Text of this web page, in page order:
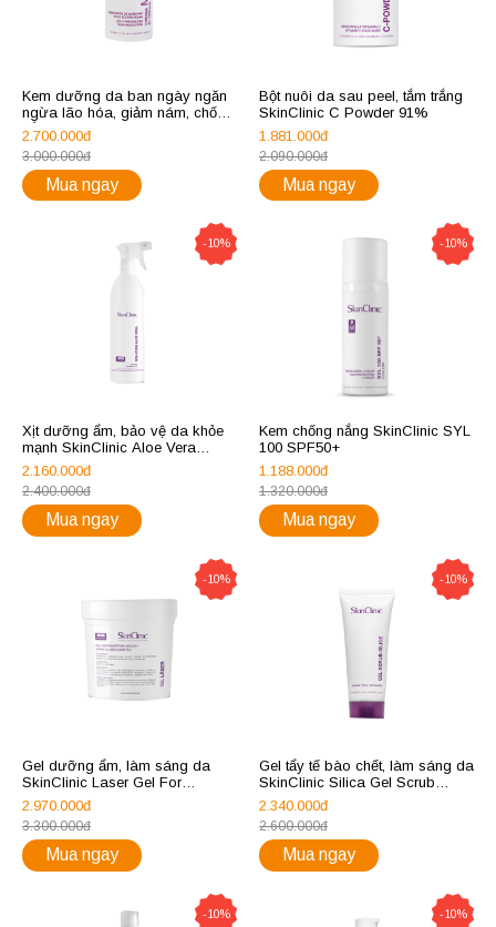
Kem dưỡng da ban ngày ngăn
ngừa lão hóa, giảm nám, chống
nắng SkinClinic M Cream
2.700.000đ
3.000.000đ
Mua ngay
Bột nuôi da sau peel, tắm trắng
SkinClinic C Powder 91%
1.881.000đ
2.090.000đ
Mua ngay
-10%
Xịt dưỡng ẩm, bảo vệ da khỏe
mạnh SkinClinic Aloe Vera
Solution
2.160.000đ
2.400.000đ
Mua ngay
-10%
Kem chống nắng SkinClinic SYL
100 SPF50+
1.188.000đ
1.320.000đ
Mua ngay
-10%
Gel dưỡng ẩm, làm sáng da
SkinClinic Laser Gel For
Photoepilation
2.970.000đ
3.300.000đ
Mua ngay
-10%
Gel tẩy tế bào chết, làm sáng da
SkinClinic Silica Gel Scrub
200ml
2.340.000đ
2.600.000đ
Mua ngay
-10% -10%